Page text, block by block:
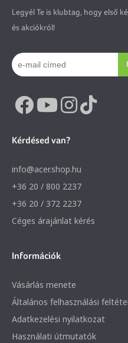
Legyél Te is klubtag, hogy első
és akciókról!
Kérdésed van?
info@acer.shop.hu
+36 20 / 800 2237
+36 20 / 372 2237
Céges árajánlat kérés
Információk
Vásárlás menete
Általános felhasználási
Adatkezelési nyilatkozat
Használati útmutatók